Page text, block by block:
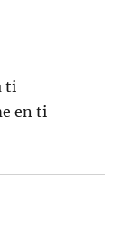
ti
en ti